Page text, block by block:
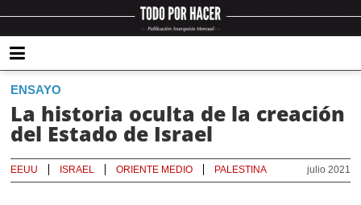
ENSAYO
La historia oculta de la creación
del Estado de Israel
julio 2021
EEUU ISRAEL ORIENTE MEDIO PALESTINA